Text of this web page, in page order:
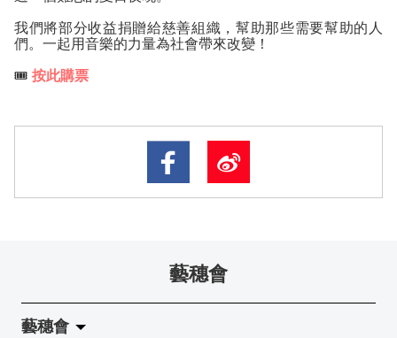
我們將部分收益捐贈給慈善組織，幫助那些需要幫助的人
們。一起用音樂的力量為社會帶來改變！
🎟️ 按此購票
藝穗會
藝穗會